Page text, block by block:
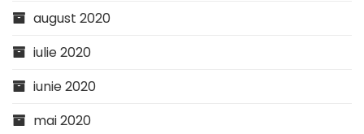
august 2020
iulie 2020
iunie 2020
mai 2020